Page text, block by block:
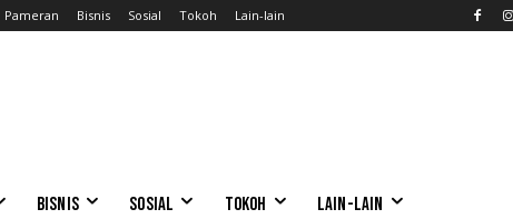
Pameran Bisnis Sosial Tokoh Lain-lain
BISNIS SOSIAL TOKOH LAIN-LAIN